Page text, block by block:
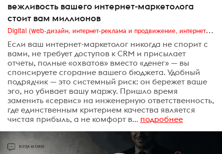
вежливость вашего интернет-маркетолога
стоит вам миллионов
Digital (web-дизайн, интернет-реклама и продвижение, интернет-сообщества и блоги, интернет-коммуникации, мобильный маркетинг, реклама на цифровых экранах)
Если ваш интернет-маркетолог никогда не спорит с
вами, не требует доступов к CRM и присылает
отчеты, полные «охватов» вместо «денег» — вы
спонсируете сгорание вашего бюджета. Удобный
подрядчик — это системный риск: он бережет ваше
эго, но убивает вашу маржу. Пришло время
заменить «сервис» на инженерную ответственность,
где единственным критерием качества является
чистая прибыль, а не комфорт в... подробнее